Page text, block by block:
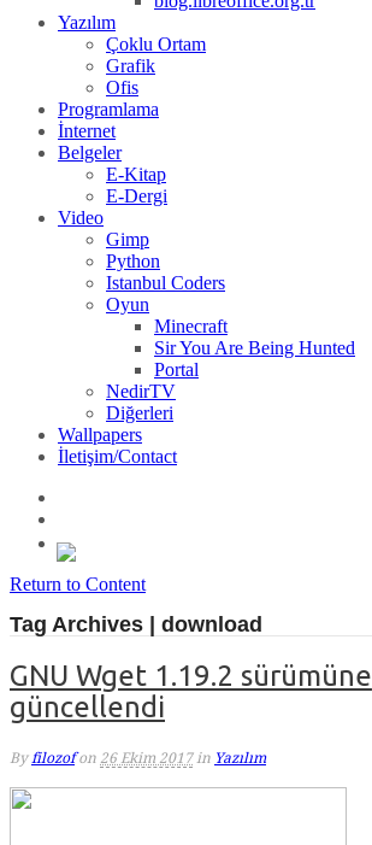
Yazılım
Çoklu Ortam
Grafik
Ofis
Programlama
İnternet
Belgeler
E-Kitap
E-Dergi
Video
Gimp
Python
Istanbul Coders
Oyun
Minecraft
Sir You Are Being Hunted
Portal
NedirTV
Diğerleri
Wallpapers
İletişim/Contact
Return to Content
Tag Archives | download
GNU Wget 1.19.2 sürümüne
güncellendi
By filozof on 26 Ekim 2017 in Yazılım